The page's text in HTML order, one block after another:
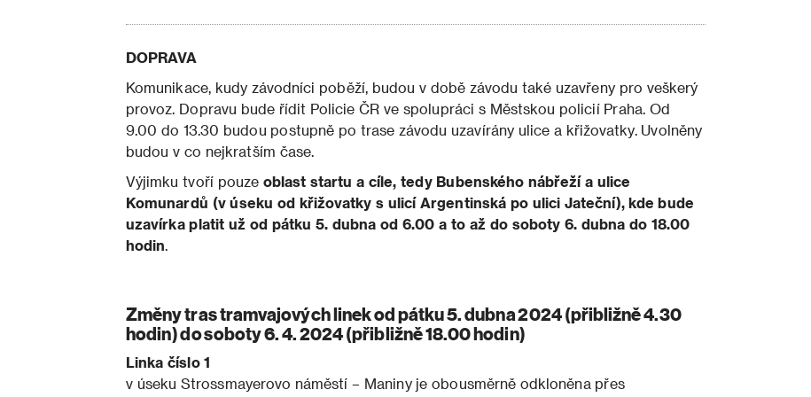
DOPRAVA
Komunikace, kudy závodníci poběží, budou v době závodu také uzavřeny pro veškerý
provoz. Dopravu bude řídit Policie ČR ve spolupráci s Městskou policií Praha. Od
9.00 do 13.30 budou postupně po trase závodu uzavírány ulice a křižovatky. Uvolněny
budou v co nejkratším čase.
Výjimku tvoří pouze oblast startu a cíle, tedy Bubenského nábřeží a ulice
Komunardů (v úseku od křižovatky s ulicí Argentinská po ulici Jateční), kde bude
uzavírka platit už od pátku 5. dubna od 6.00 a to až do soboty 6. dubna do 18.00
hodin.
Změny tras tramvajových linek od pátku 5. dubna 2024 (přibližně 4.30
hodin) do soboty 6. 4. 2024 (přibližně 18.00 hodin)
Linka číslo 1
v úseku Strossmayerovo náměstí – Maniny je obousměrně odkloněna přes